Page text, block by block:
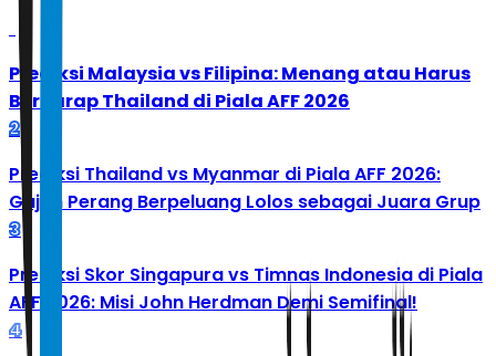
Prediksi Malaysia vs Filipina: Menang atau Harus
Berharap Thailand di Piala AFF 2026
2
Prediksi Thailand vs Myanmar di Piala AFF 2026:
Gajah Perang Berpeluang Lolos sebagai Juara Grup
3
Prediksi Skor Singapura vs Timnas Indonesia di Piala
AFF 2026: Misi John Herdman Demi Semifinal!
4